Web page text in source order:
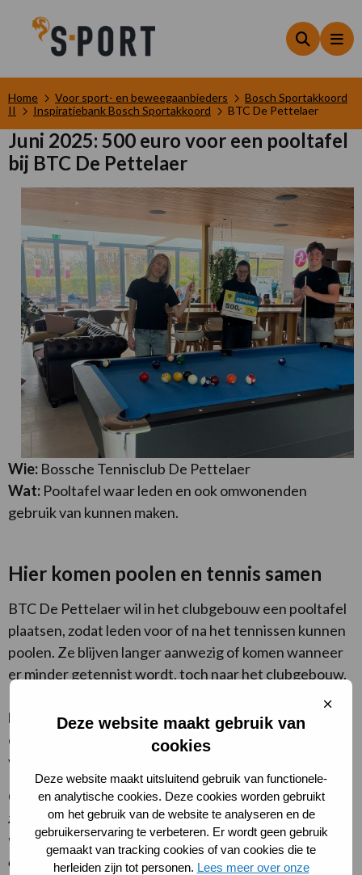
Deze website maakt gebruik van
cookies
Deze website maakt uitsluitend gebruik van functionele-
en analytische cookies. Deze cookies worden gebruikt
om het gebruik van de website te analyseren en de
gebruikerservaring te verbeteren. Er wordt geen gebruik
gemaakt van tracking cookies of van cookies die te
herleiden zijn tot personen. Lees meer over onze
Sluit
Zoeken
Home Voor sport- en beweegaanbieders
Bosch Sportakkoord
II
Inspiratiebank Bosch Sportakkoord BTC De Pettelaer
Juni 2025: 500 euro voor een pooltafel
bij BTC De Pettelaer
Wie: Bossche Tennisclub De Pettelaer
Wat: Pooltafel waar leden en ook omwonenden
gebruik van kunnen maken.
Hier komen poolen en tennis samen
BTC De Pettelaer wil in het clubgebouw een pooltafel
plaatsen, zodat leden voor of na het tennissen kunnen
poolen. Ze blijven langer aanwezig of komen wanneer
er minder getennist wordt, toch naar het clubgebouw.
Daarnaast kunnen ook buurtgenoten laagdrempelig
binnenlopen en samen bezig zijn. Dit zorgt voor nieuwe
dynamiek, nieuwe verbindingen en betere bezetting
van het clubhuis.
Opmerking van de redactie: in verband met de
zomervakantie reikte het kernteam in juni 2x een cheque
van 500 euro uit. In september 2025 wordt weer een nieuwe
cheque beschikbaar gesteld.